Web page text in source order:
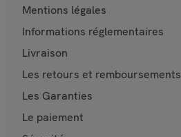
Mentions légales
Informations réglementaires
Livraison
Les retours et remboursements
Les Garanties
Le paiement